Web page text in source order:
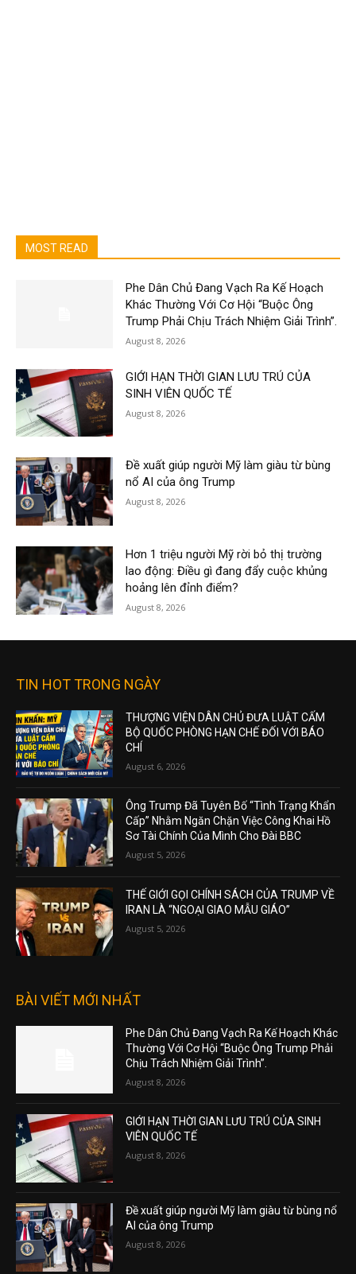
MOST READ
Phe Dân Chủ Đang Vạch Ra Kế Hoạch
Khác Thường Với Cơ Hội “Buộc Ông
Trump Phải Chịu Trách Nhiệm Giải Trình”.
August 8, 2026
GIỚI HẠN THỜI GIAN LƯU TRÚ CỦA
SINH VIÊN QUỐC TẾ
August 8, 2026
Đề xuất giúp người Mỹ làm giàu từ bùng
nổ AI của ông Trump
August 8, 2026
Hơn 1 triệu người Mỹ rời bỏ thị trường
lao động: Điều gì đang đẩy cuộc khủng
hoảng lên đỉnh điểm?
August 8, 2026
TIN HOT TRONG NGÀY
THƯỢNG VIỆN DÂN CHỦ ĐƯA LUẬT CẤM
BỘ QUỐC PHÒNG HẠN CHẾ ĐỐI VỚI BÁO
CHÍ
August 6, 2026
Ông Trump Đã Tuyên Bố “Tình Trạng Khẩn
Cấp” Nhằm Ngăn Chặn Việc Công Khai Hồ
Sơ Tài Chính Của Mình Cho Đài BBC
August 5, 2026
THẾ GIỚI GỌI CHÍNH SÁCH CỦA TRUMP VỀ
IRAN LÀ “NGOẠI GIAO MẪU GIÁO”
August 5, 2026
BÀI VIẾT MỚI NHẤT
Phe Dân Chủ Đang Vạch Ra Kế Hoạch Khác
Thường Với Cơ Hội “Buộc Ông Trump Phải
Chịu Trách Nhiệm Giải Trình”.
August 8, 2026
GIỚI HẠN THỜI GIAN LƯU TRÚ CỦA SINH
VIÊN QUỐC TẾ
August 8, 2026
Đề xuất giúp người Mỹ làm giàu từ bùng nổ
AI của ông Trump
August 8, 2026